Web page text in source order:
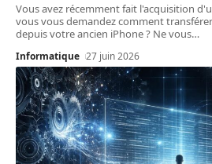
Vous avez récemment fait l'acquisition
vous vous demandez comment
depuis votre ancien iPhone ? Ne vous…
Informatique 27 juin 2026